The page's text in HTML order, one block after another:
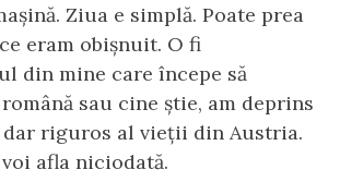
Ziua e simplă. Poate prea
eram obișnuit. O fi
din mine care începe să
sau cine știe, am deprins
riguros al vieții din Austria.
afla niciodată.